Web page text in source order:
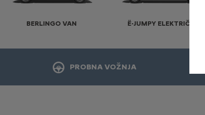
BERLINGO VAN Ë-JUMPY ELEKTRIČNI
PROBNA VOŽNJA